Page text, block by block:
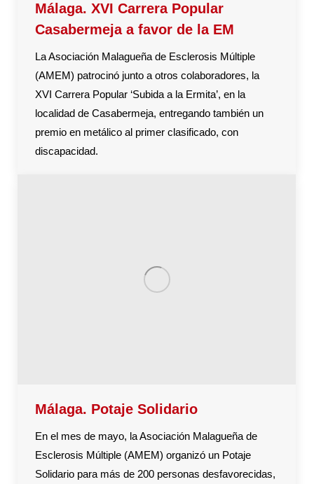
Málaga. XVI Carrera Popular
Casabermeja a favor de la EM
La Asociación Malagueña de Esclerosis Múltiple
(AMEM) patrocinó junto a otros colaboradores, la
XVI Carrera Popular ‘Subida a la Ermita’, en la
localidad de Casabermeja, entregando también un
premio en metálico al primer clasificado, con
discapacidad.
Málaga. Potaje Solidario
En el mes de mayo, la Asociación Malagueña de
Esclerosis Múltiple (AMEM) organizó un Potaje
Solidario para más de 200 personas desfavorecidas,